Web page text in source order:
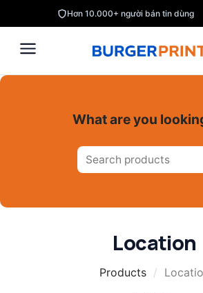
to
content
Hơn 10.000+ người bán tin dùng
What are you
Tìm
kiếm:
Location
Products /